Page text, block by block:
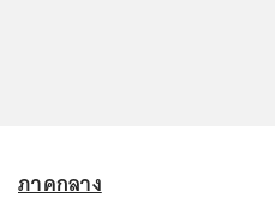
ภาคกลาง